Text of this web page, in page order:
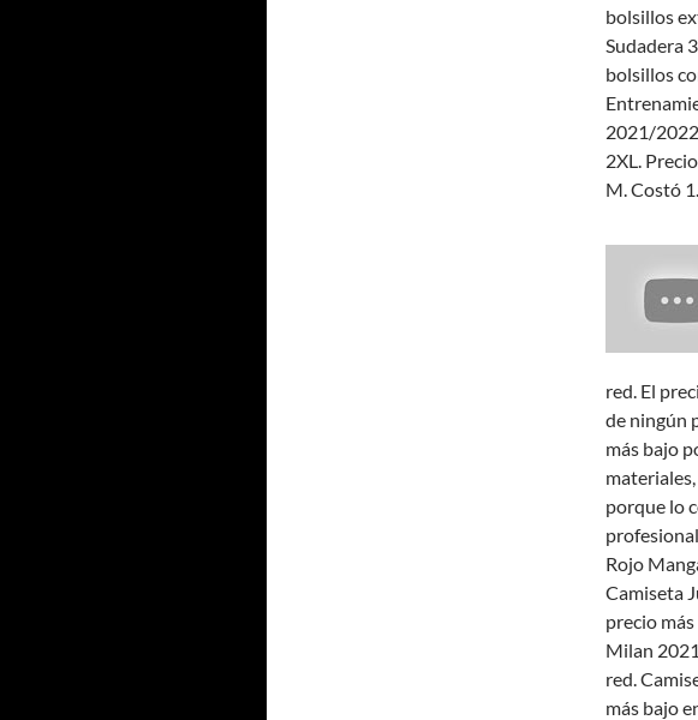
bolsillos
Sudadera
bolsillos
2021/2022
2XL.
M. Costó
red. El
de ningún
más bajo
porque lo
Rojo
Camiseta
precio
Milan
red.
más bajo